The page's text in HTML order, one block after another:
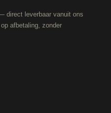
direct leverbaar vanuit ons
afbetaling, zonder